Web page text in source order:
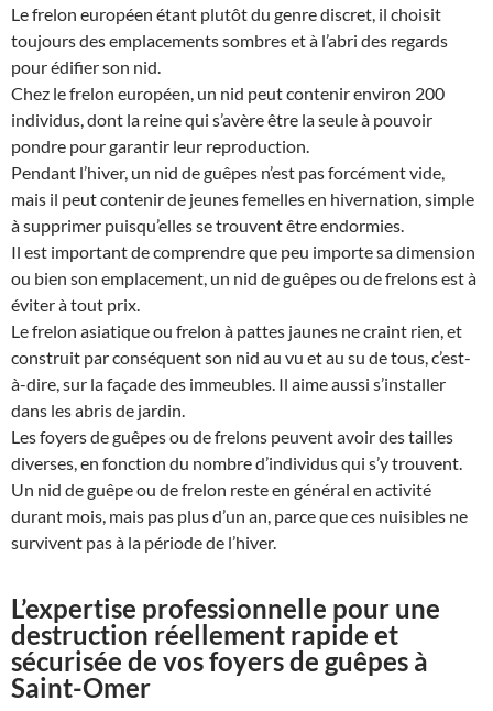
Le frelon européen étant plutôt du genre discret, il choisit
toujours des emplacements sombres et à l’abri des regards
pour édifier son nid.
Chez le frelon européen, un nid peut contenir environ 200
individus, dont la reine qui s’avère être la seule à pouvoir
pondre pour garantir leur reproduction.
Pendant l’hiver, un nid de guêpes n’est pas forcément vide,
mais il peut contenir de jeunes femelles en hivernation, simple
à supprimer puisqu’elles se trouvent être endormies.
Il est important de comprendre que peu importe sa dimension
ou bien son emplacement, un nid de guêpes ou de frelons est à
éviter à tout prix.
Le frelon asiatique ou frelon à pattes jaunes ne craint rien, et
construit par conséquent son nid au vu et au su de tous, c’est-
à-dire, sur la façade des immeubles. Il aime aussi s’installer
dans les abris de jardin.
Les foyers de guêpes ou de frelons peuvent avoir des tailles
diverses, en fonction du nombre d’individus qui s’y trouvent.
Un nid de guêpe ou de frelon reste en général en activité
durant mois, mais pas plus d’un an, parce que ces nuisibles ne
survivent pas à la période de l’hiver.
L’expertise professionnelle pour une
destruction réellement rapide et
sécurisée de vos foyers de guêpes à
Saint-Omer